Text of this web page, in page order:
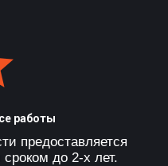
работы
предоставляется
сроком до 2-х лет.